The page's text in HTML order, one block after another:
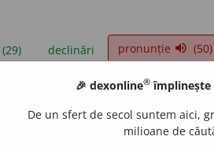
declinări pronunție volume_up (50)
sunt compilate de echipa
reordona filele pe pagina de
🎉 dexonline® împlinește
De un sfert de secol suntem aici,
milioane de